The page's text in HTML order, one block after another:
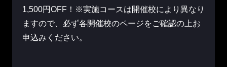
1,500円OFF！ ※実施コースは開催校により異なり
ますので、必ず各開催校のページをご確認の上お
申込みください。